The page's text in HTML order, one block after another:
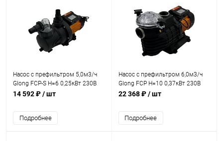
Насос с префильтром 5,0м3/ч
Glong FCP-S Н=6 0,25кВт 230В
(FCP-250S)
14 592 ₽/ шт
Подробнее
Насос с префильтром 6,0м3/ч
Glong FCP Н=10 0,37кВт 230В
(FCP-370)
22 368 ₽/ шт
Подробнее